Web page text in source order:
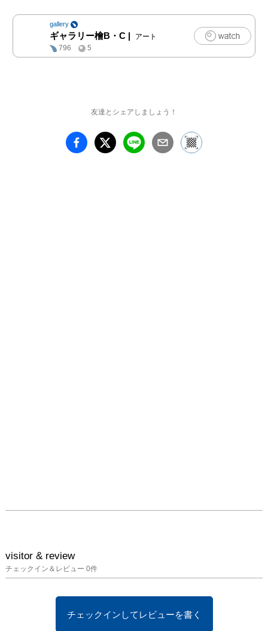
gallery
ギャラリー檜B・C |
アート
796
5
友達とシェアしましょう！
visitor & review
チェックイン＆レビュー 0件
チェックインしてレビューを書く